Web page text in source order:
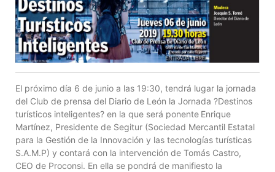
El próximo día 6 de junio a las 19:30, tendrá lugar la jornada
del Club de prensa del Diario de León la Jornada ?Destinos
turísticos inteligentes? en la que será ponente Enrique
Martínez, Presidente de Segitur (Sociedad Mercantil Estatal
para la Gestión de la Innovación y las tecnologías turísticas
S.A.M.P) y contará con la intervención de Tomás Castro,
CEO de Proconsi. En ella se pondrá de manifiesto la